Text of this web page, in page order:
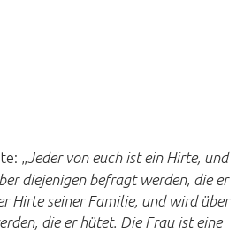
„
Jeder von euch ist ein Hirte, und
diejenigen befragt werden, die er
Hirte seiner Familie, und wird über
die er hütet. Die Frau ist eine